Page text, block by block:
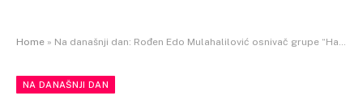
Home » Na današnji dan: Rođen Edo Mulahalilović osnivač grupe “Hari Mata Hari”
NA DANAŠNJI DAN